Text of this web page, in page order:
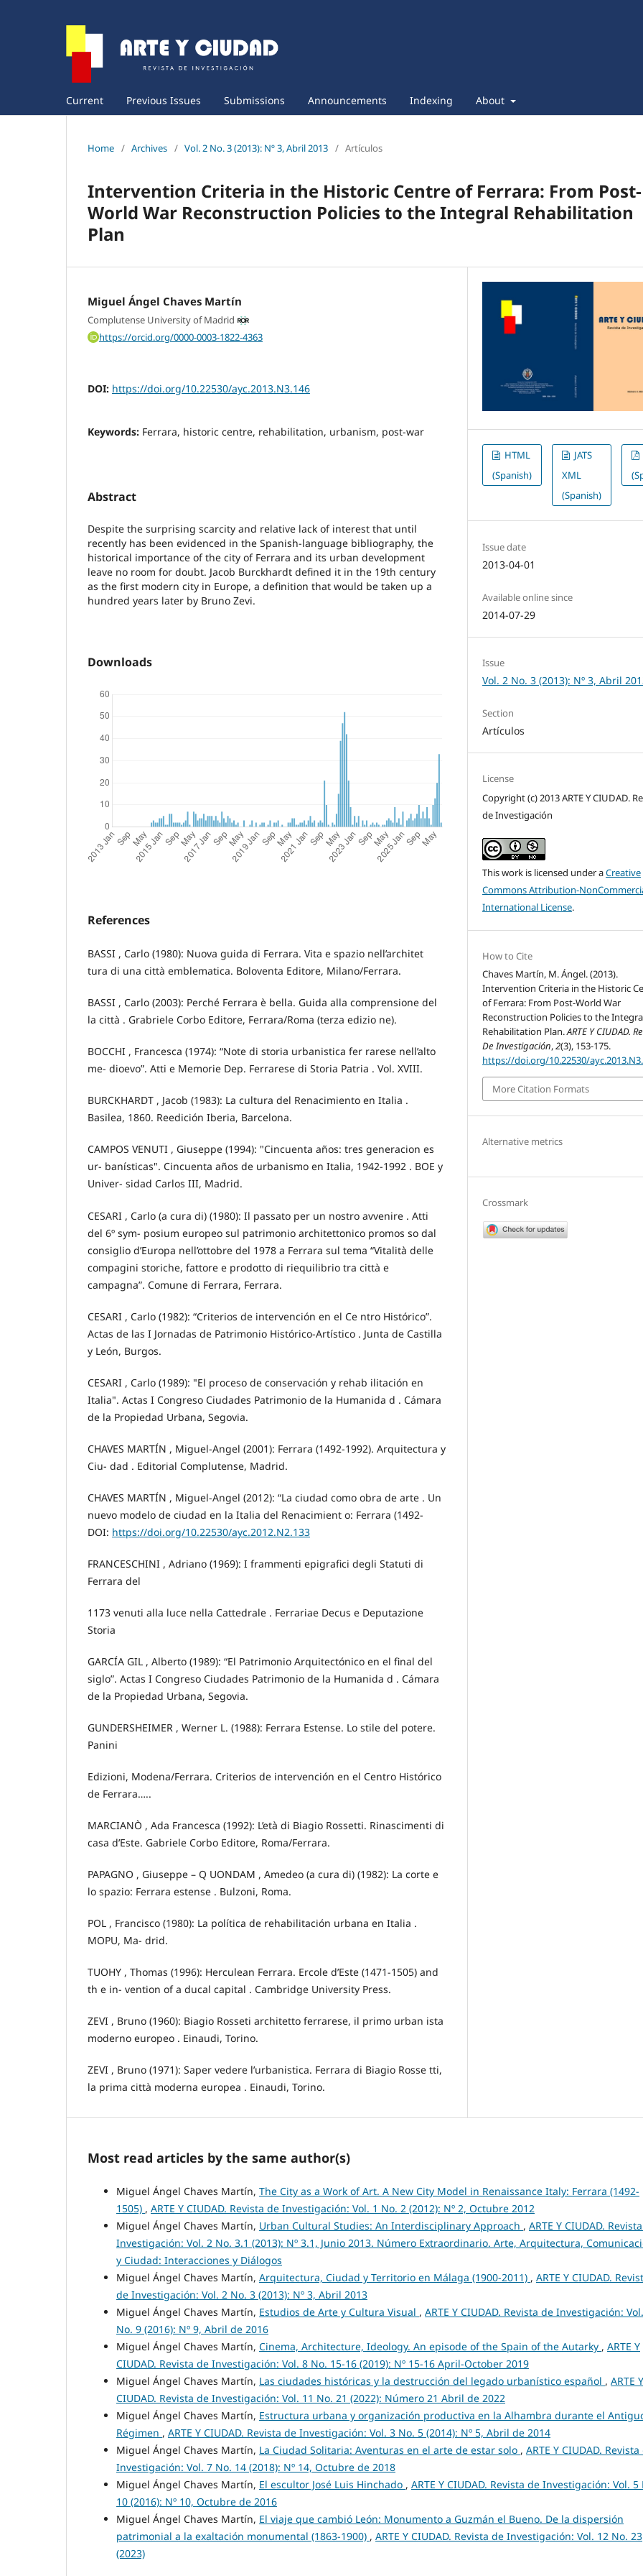
Current Previous Issues Submissions Announcements Indexing About
Home / Archives / Vol. 2 No. 3 (2013): Nº 3, Abril 2013 / Artículos
Intervention Criteria in the Historic Centre of Ferrara: From Post-
World War Reconstruction Policies to the Integral Rehabilitation
Plan
Miguel Ángel Chaves Martín
Complutense University of Madrid
https://orcid.org/0000-0003-1822-4363
DOI: https://doi.org/10.22530/ayc.2013.N3.146
Keywords: Ferrara, historic centre, rehabilitation, urbanism, post-war
Abstract
Despite the surprising scarcity and relative lack of interest that until
recently has been evidenced in the Spanish-language bibliography, the
historical importance of the city of Ferrara and its urban development
leave no room for doubt. Jacob Burckhardt defined it in the 19th century
as the first modern city in Europe, a definition that would be taken up a
hundred years later by Bruno Zevi.
Downloads
References
BASSI , Carlo (1980): Nuova guida di Ferrara. Vita e spazio nell’architet
tura di una città emblematica. Boloventa Editore, Milano/Ferrara.
BASSI , Carlo (2003): Perché Ferrara è bella. Guida alla comprensione del
la città . Grabriele Corbo Editore, Ferrara/Roma (terza edizio ne).
BOCCHI , Francesca (1974): “Note di storia urbanistica fer rarese nell’alto
me- dioevo”. Atti e Memorie Dep. Ferrarese di Storia Patria . Vol. XVIII.
BURCKHARDT , Jacob (1983): La cultura del Renacimiento en Italia .
Basilea, 1860. Reedición Iberia, Barcelona.
CAMPOS VENUTI , Giuseppe (1994): "Cincuenta años: tres generacion es
ur- banísticas". Cincuenta años de urbanismo en Italia, 1942-1992 . BOE y
Univer- sidad Carlos III, Madrid.
CESARI , Carlo (a cura di) (1980): Il passato per un nostro avvenire . Atti
del 6º sym- posium europeo sul patrimonio architettonico promos so dal
consiglio d’Europa nell’ottobre del 1978 a Ferrara sul tema “Vitalità delle
compagini storiche, fattore e prodotto di riequilibrio tra città e
campagna”. Comune di Ferrara, Ferrara.
CESARI , Carlo (1982): “Criterios de intervención en el Ce ntro Histórico”.
Actas de las I Jornadas de Patrimonio Histórico-Artístico . Junta de Castilla
y León, Burgos.
CESARI , Carlo (1989): "El proceso de conservación y rehab ilitación en
Italia". Actas I Congreso Ciudades Patrimonio de la Humanida d . Cámara
de la Propiedad Urbana, Segovia.
CHAVES MARTÍN , Miguel-Angel (2001): Ferrara (1492-1992). Arquitectura y
Ciu- dad . Editorial Complutense, Madrid.
CHAVES MARTÍN , Miguel-Angel (2012): “La ciudad como obra de arte . Un
nuevo modelo de ciudad en la Italia del Renacimient o: Ferrara (1492-
DOI: https://doi.org/10.22530/ayc.2012.N2.133
FRANCESCHINI , Adriano (1969): I frammenti epigrafici degli Statuti di
Ferrara del
1173 venuti alla luce nella Cattedrale . Ferrariae Decus e Deputazione
Storia
GARCÍA GIL , Alberto (1989): “El Patrimonio Arquitectónico en el final del
siglo”. Actas I Congreso Ciudades Patrimonio de la Humanida d . Cámara
de la Propiedad Urbana, Segovia.
GUNDERSHEIMER , Werner L. (1988): Ferrara Estense. Lo stile del potere.
Panini
Edizioni, Modena/Ferrara. Criterios de intervención en el Centro Histórico
de Ferrara…..
MARCIANÒ , Ada Francesca (1992): L’età di Biagio Rossetti. Rinascimenti di
casa d’Este. Gabriele Corbo Editore, Roma/Ferrara.
PAPAGNO , Giuseppe – Q UONDAM , Amedeo (a cura di) (1982): La corte e
lo spazio: Ferrara estense . Bulzoni, Roma.
POL , Francisco (1980): La política de rehabilitación urbana en Italia .
MOPU, Ma- drid.
TUOHY , Thomas (1996): Herculean Ferrara. Ercole d’Este (1471-1505) and
th e in- vention of a ducal capital . Cambridge University Press.
ZEVI , Bruno (1960): Biagio Rosseti architetto ferrarese, il primo urban ista
moderno europeo . Einaudi, Torino.
ZEVI , Bruno (1971): Saper vedere l’urbanistica. Ferrara di Biagio Rosse tti,
la prima città moderna europea . Einaudi, Torino.
HTML
(Spanish)
JATS
XML
(Spanish)
Issue date
2013-04-01
Available online since
2014-07-29
Issue
Vol. 2 No. 3 (2013): Nº 3, Abril
Section
Artículos
License
Copyright (c) 2013 ARTE Y CIUDAD.
de Investigación
This work is licensed under aCreative
Commons Attribution-
International License.
How to Cite
Chaves Martín, M. Ángel. (2013).
Intervention Criteria in the Historic
of Ferrara: From Post-World War
Reconstruction Policies to the
Rehabilitation Plan.ARTE Y CIUDAD.
De Investigación,2(3), 153-175.
https://doi.org/10.22530/
More Citation Formats
Alternative metrics
Crossmark
Most read articles by the same author(s)
Miguel Ángel Chaves Martín, The City as a Work of Art. A New City Model in Renaissance Italy: Ferrara (1492-
1505) , ARTE Y CIUDAD. Revista de Investigación: Vol. 1 No. 2 (2012): Nº 2, Octubre 2012
Miguel Ángel Chaves Martín, Urban Cultural Studies: An Interdisciplinary Approach , ARTE Y CIUDAD.
Investigación: Vol. 2 No. 3.1 (2013): Nº 3.1, Junio 2013. Número Extraordinario. Arte, Arquitectura,
y Ciudad: Interacciones y Diálogos
Miguel Ángel Chaves Martín, Arquitectura, Ciudad y Territorio en Málaga (1900-2011) , ARTE Y CIUDAD.
de Investigación: Vol. 2 No. 3 (2013): Nº 3, Abril 2013
Miguel Ángel Chaves Martín, Estudios de Arte y Cultura Visual , ARTE Y CIUDAD. Revista de Investigación:
No. 9 (2016): Nº 9, Abril de 2016
Miguel Ángel Chaves Martín, Cinema, Architecture, Ideology. An episode of the Spain of the Autarky , ARTE Y
CIUDAD. Revista de Investigación: Vol. 8 No. 15-16 (2019): Nº 15-16 April-October 2019
Miguel Ángel Chaves Martín, Las ciudades históricas y la destrucción del legado urbanístico español , ARTE Y
CIUDAD. Revista de Investigación: Vol. 11 No. 21 (2022): Número 21 Abril de 2022
Miguel Ángel Chaves Martín, Estructura urbana y organización productiva en la Alhambra durante el
Régimen , ARTE Y CIUDAD. Revista de Investigación: Vol. 3 No. 5 (2014): Nº 5, Abril de 2014
Miguel Ángel Chaves Martín, La Ciudad Solitaria: Aventuras en el arte de estar solo , ARTE Y CIUDAD.
Investigación: Vol. 7 No. 14 (2018): Nº 14, Octubre de 2018
Miguel Ángel Chaves Martín, El escultor José Luis Hinchado , ARTE Y CIUDAD. Revista de Investigación: Vol. 5
10 (2016): Nº 10, Octubre de 2016
Miguel Ángel Chaves Martín, El viaje que cambió León: Monumento a Guzmán el Bueno. De la dispersión
patrimonial a la exaltación monumental (1863-1900) , ARTE Y CIUDAD. Revista de Investigación: Vol. 12 No. 23
(2023)